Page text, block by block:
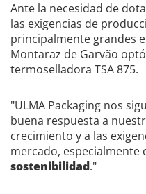
Ante la necesidad de
las exigencias de
principalmente grandes
Montaraz de Garvão
termoselladora TSA 875.
"ULMA Packaging nos
buena respuesta a
crecimiento y a las
mercado, especialmente
sostenibilidad."